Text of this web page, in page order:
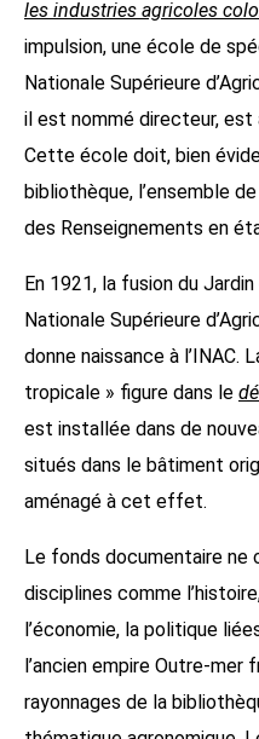
les industries agricoles
impulsion, une école de
Nationale Supérieure
il est nommé directeur, est
Cette école doit, bien
bibliothèque, l’ensemble
des Renseignements en
En 1921, la fusion du
Nationale Supérieure
donne naissance à l’INAC.
tropicale » figure dans le
est installée dans de
situés dans le bâtiment
aménagé à cet effet.
Le fonds documentaire ne
disciplines comme
l’économie, la politique
l’ancien empire Outre-mer
rayonnages de la